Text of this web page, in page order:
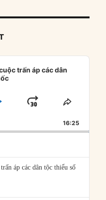
trấn áp các dân
JUMP
FORWARD
SHARE
16:25
áp các dân tộc thiểu số